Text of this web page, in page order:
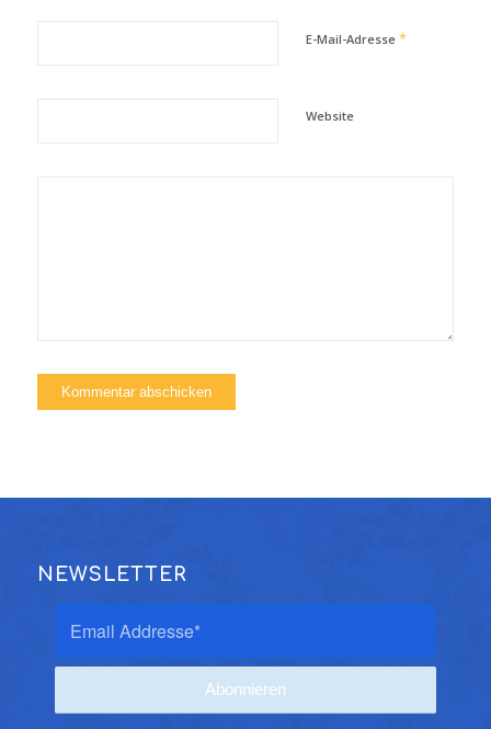
E-Mail-Adresse *
Website
NEWSLETTER